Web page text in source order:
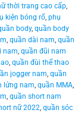
thời trang cao cấp,
kiện bóng rổ, phụ
body, quần body
, quần dài nam, quần
nam, quần đũi nam
, quần đùi thể thao
jogger nam, quần
lửng nam, quần MMA,
, quần short nam
nữ 2022, quần sóc